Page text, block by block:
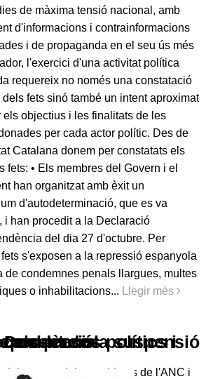
de màxima tensió nacional, amb
d'informacions i contrainformacions
i de propaganda en el seu ús més
l'exercici d'una activitat política
requereix no només una constatació
fets sinó també un intent aproximat
els objectius i les finalitats de les
per cada actor polític. Des de
Catalana donem per constatats els
fets: • Els membres del Govern i el
han organitzat amb èxit un
d'autodeterminació, que es va
i han procedit a la Declaració
del dia 27 d'octubre. Per
s'exposen a la repressió espanyola
de condemnes penals llargues, multes
o inhabilitacions...
Llegir més
de la suspensió de la Declaració d'Independència
del segrest dels presidents de l'ANC i